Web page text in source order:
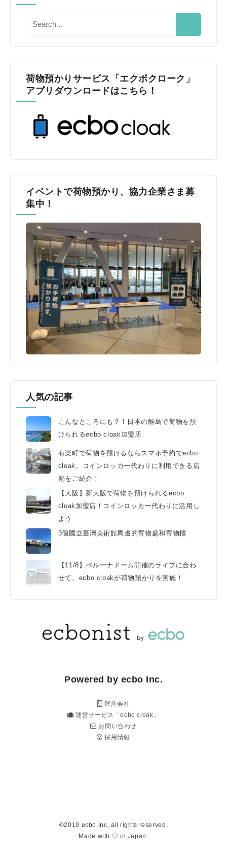
荷物預かりサービス「エクボクローク」
アプリダウンロードはこちら！
イベントで荷物預かり、協力企業さま募
集中！
人気の記事
こんなところにも？！日本の離島で荷物を預
けられるecbo cloak加盟店
有楽町で荷物を預けるならスマホ予約でecbo
cloak。コインロッカー代わりに利用できる店
舗をご紹介！
【大阪】新大阪で荷物を預けられるecbo
cloak加盟店！コインロッカー代わりに活用し
よう
3個國立臺灣美術館周邊的寄物處和寄物櫃
【11/8】ベルーナドーム開催のライブに合わ
せて、ecbo cloakが荷物預かりを実施！
Powered by ecbo Inc.
運営会社
運営サービス「ecbo cloak」
お問い合わせ
採用情報
©2019 ecbo Inc, all rights reserved.
Made with ♡ in Japan.